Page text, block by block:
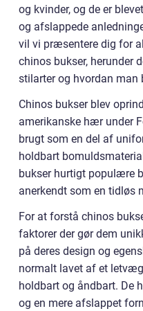
og kvinder, og de er
og afslappede
vil vi præsentere dig for
chinos bukser, herunder
stilarter og hvordan man
Chinos bukser blev
amerikanske hær under
brugt som en del af
holdbart
bukser hurtigt populære
anerkendt som en tidløs
For at forstå chinos
faktorer der gør dem
på deres design og
normalt lavet af et
holdbart og åndbart. De
og en mere afslappet